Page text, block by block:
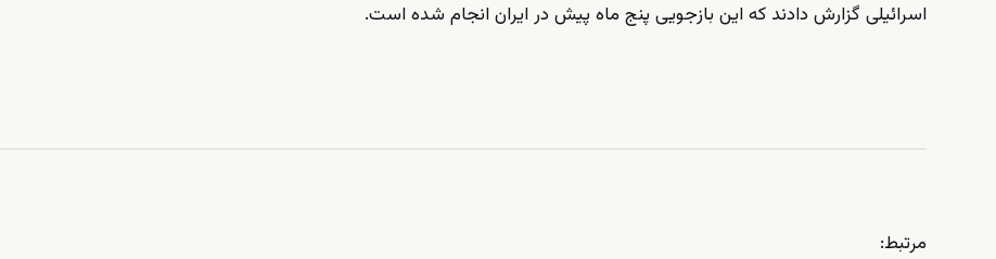
اسرائیلی گزارش دادند که این بازجویی پنج ماه پیش در ایران انجام شده است.
مرتبط: